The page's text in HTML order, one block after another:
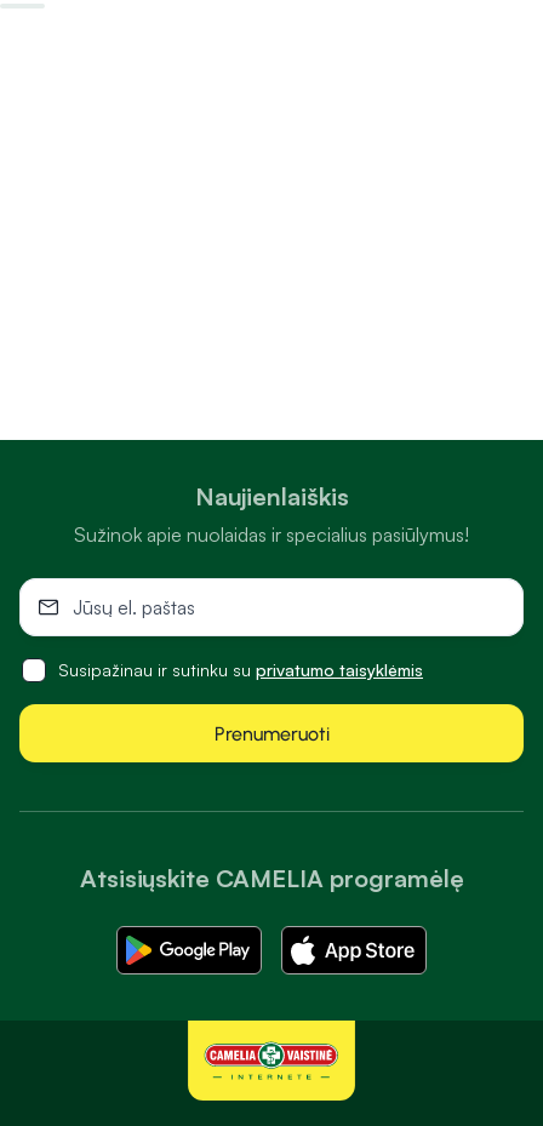
Atsisiųskite CAMELIA programėlę
Naujienlaiškis
Sužinok apie nuolaidas ir specialius pasiūlymus!
Susipažinau ir sutinku su privatumo taisyklėmis
Prenumeruoti